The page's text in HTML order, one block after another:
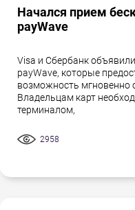
Начался прием
payWave
Visa и Сбербанк
payWave, которые
возможность мгновенно
Владельцам карт
терминалом,
2958